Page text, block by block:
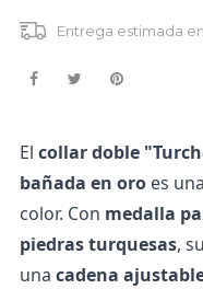
Entrega estimada
El collar doble
bañada en oro es
color. Con medalla
piedras turquesas,
una cadena